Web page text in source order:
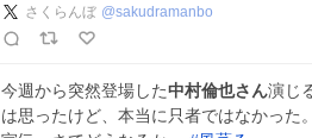
さくらんぼ @sakudramanbo
今週から突然登場した中村倫也さん演じ
は思ったけど、本当に只者ではなかっ